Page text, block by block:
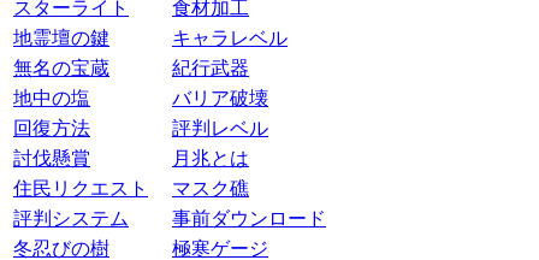
スターライト
食材加工
地霊壇の鍵
キャラレベル
無名の宝蔵
紀行武器
地中の塩
バリア破壊
回復方法
評判レベル
討伐懸賞
月兆とは
住民リクエスト
マスク礁
評判システム
事前ダウンロード
冬忍びの樹
極寒ゲージ